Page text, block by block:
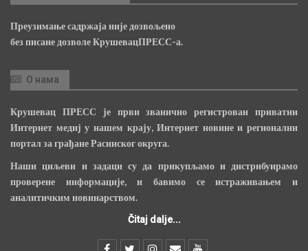
Преузимање садржаја није дозвољено
без писане дозволе КрушевацПРЕСС-а.
О нама
Крушевац ПРЕСС је први званично регистрован приватни
Интернет медиј у нашем крају, Интернет новине и регионални
портал за грађане Расинског округа.
Наши циљеви и задаци су да прикупљамо и дистрибуирамо
проверене информације, и бавимо се истраживањем и
аналитичким новинарством.
Čitaj dalje...